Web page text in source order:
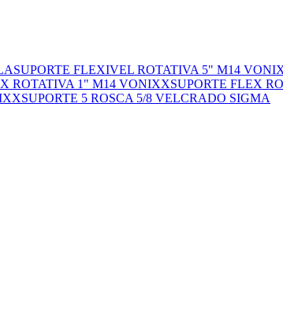
SUPORTE FLEXIVEL ROTATIVA 5" M14
ROTATIVA 1" M14 VONIXXSUPORTE FLEX
SUPORTE 5 ROSCA 5/8 VELCRADO SIGMA